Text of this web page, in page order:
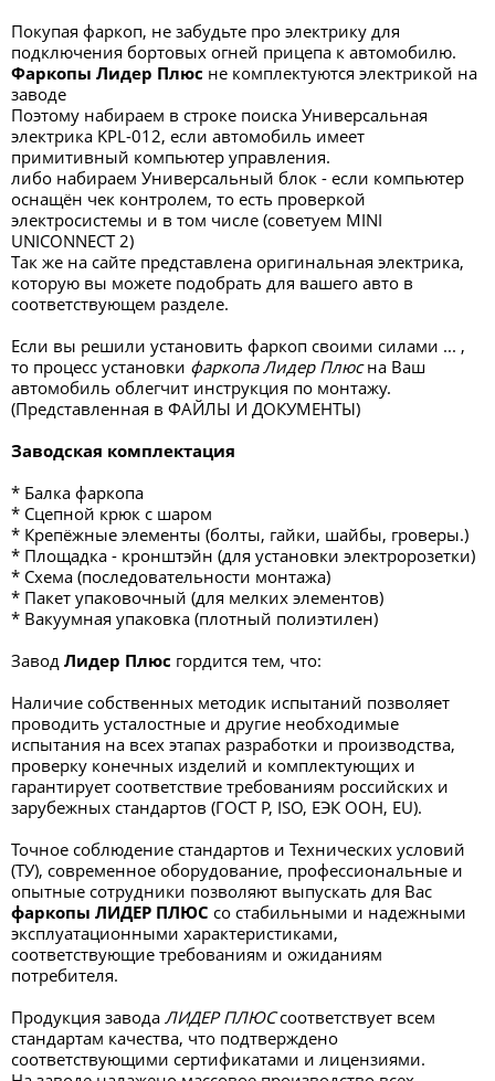
Покупая фаркоп, не забудьте про электрику для
подключения бортовых огней прицепа к автомобилю.
Фаркопы Лидер Плюс не комплектуются электрикой на
заводе
Поэтому набираем в строке поиска Универсальная
электрика KPL-012, если автомобиль имеет
примитивный компьютер управления.
либо набираем Универсальный блок - если компьютер
оснащён чек контролем, то есть проверкой
электросистемы и в том числе (советуем MINI
UNICONNECT 2)
Так же на сайте представлена оригинальная электрика,
которую вы можете подобрать для вашего авто в
соответствующем разделе.
Если вы решили установить фаркоп своими силами ... ,
то процесс установки фаркопа Лидер Плюсна Ваш
автомобиль облегчит инструкция по монтажу.
(Представленная в ФАЙЛЫ И ДОКУМЕНТЫ)
Заводская комплектация
* Балка фаркопа
* Сцепной крюк с шаром
* Крепёжные элементы (болты, гайки, шайбы, гроверы.)
* Площадка - кронштэйн (для установки электророзетки)
* Схема (последовательности монтажа)
* Пакет упаковочный (для мелких элементов)
* Вакуумная упаковка (плотный полиэтилен)
Завод Лидер Плюс гордится тем, что:
Наличие собственных методик испытаний позволяет
проводить усталостные и другие необходимые
испытания на всех этапах разработки и производства,
проверку конечных изделий и комплектующих и
гарантирует соответствие требованиям российских и
зарубежных стандартов (ГОСТ Р, ISO, ЕЭК ООН, EU).
Точное соблюдение стандартов и Технических условий
(ТУ), современное оборудование, профессиональные и
опытные сотрудники позволяют выпускать для Вас
фаркопы ЛИДЕР ПЛЮС со стабильными и надежными
эксплуатационными характеристиками,
соответствующие требованиям и ожиданиям
потребителя.
Продукция завода ЛИДЕР ПЛЮСсоответствует всем
стандартам качества, что подтверждено
соответствующими сертификатами и лицензиями.